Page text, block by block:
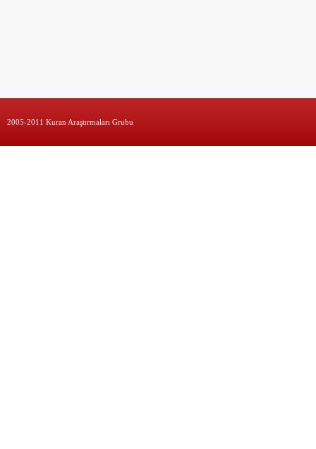
2005-2011 Kuran Araştırmaları Grubu